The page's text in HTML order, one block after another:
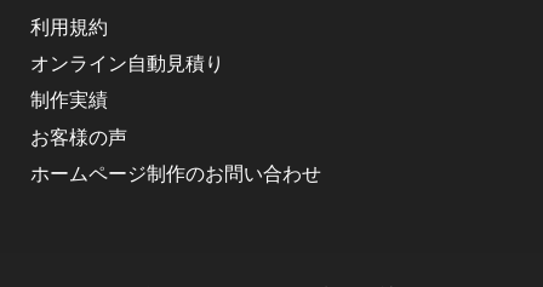
利用規約
オンライン自動見積り
制作実績
お客様の声
ホームページ制作のお問い合わせ